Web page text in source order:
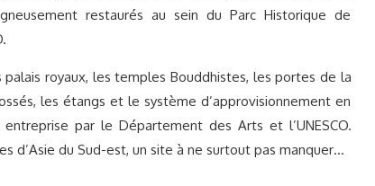
restaurés au sein du Parc Historique de
royaux, les temples Bouddhistes, les portes de la
les étangs et le système d’approvisionnement en
par le Département des Arts et l’UNESCO.
d’Asie du Sud-est, un site à ne surtout pas manquer…